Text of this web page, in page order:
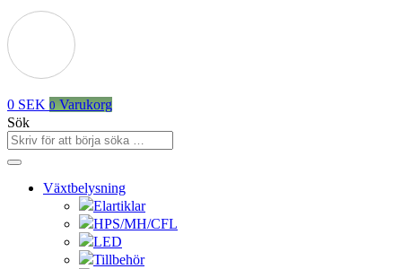
0 SEK 0 Varukorg
Sök
Växtbelysning
Elartiklar
HPS/MH/CFL
LED
Tillbehör